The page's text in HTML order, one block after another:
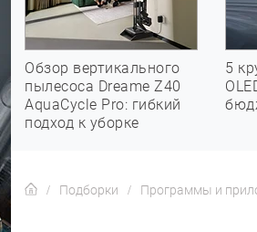
Обзор вертикального
пылесоса Dreame Z40
AquaCycle Pro: гибкий
подход к уборке
5
Подборки Программы и